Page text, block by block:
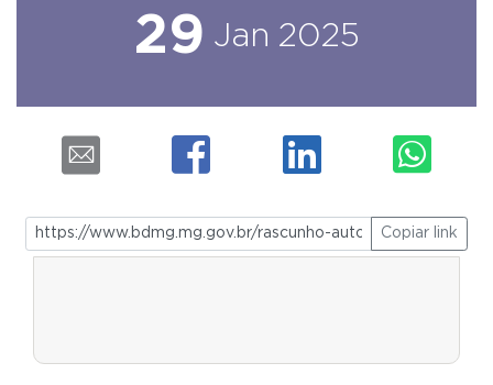
29 Jan 2025
Copiar link